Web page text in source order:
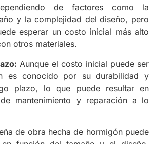
de factores como la
y la complejidad del diseño, pero
esperar un costo inicial más alto
otros materiales.
Aunque el costo inicial puede ser
es conocido por su durabilidad y
plazo, lo que puede resultar en
mantenimiento y reparación a lo
de obra hecha de hormigón puede